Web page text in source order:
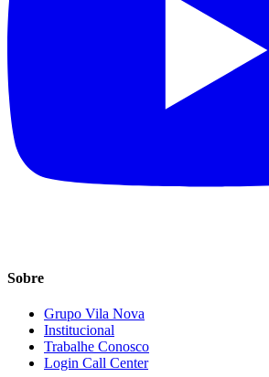
Sobre
Grupo Vila Nova
Institucional
Trabalhe Conosco
Login Call Center